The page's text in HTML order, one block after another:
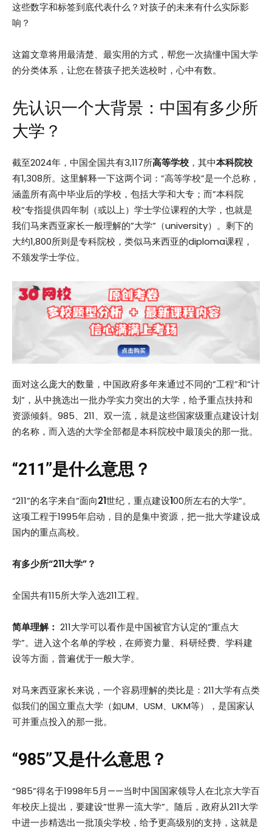
这些数字和标签到底代表什么？对孩子的未来有什么实际影
响？
这篇文章将用最清楚、最实用的方式，帮您一次搞懂中国大学
的分类体系，让您在替孩子把关选校时，心中有数。
先认识一个大背景：中国有多少所
大学？
截至2024年，中国全国共有3,117所高等学校 ，其中本科院校
有1,308所。这里解释一下这两个词：”高等学校”是一个总称，
涵盖所有高中毕业后的学校，包括大学和大专；而”本科院
校”专指提供四年制（或以上）学士学位课程的大学，也就是
我们马来西亚家长一般理解的”大学”（university）。剩下的
大约1,800所则是专科院校，类似马来西亚的diploma课程，
不颁发学士学位。
面对这么庞大的数量，中国政府多年来通过不同的”工程”和”计
划”，从中挑选出一批办学实力突出的大学，给予重点扶持和
资源倾斜。985、211、双一流，就是这些国家级重点建设计划
的名称，而入选的大学全部都是本科院校中最顶尖的那一批。
“211”是什么意思？
“211”的名字来自”面向21世纪，重点建设100所左右的大学”。
这项工程于1995年启动，目的是集中资源，把一批大学建设成
国内的重点高校。
有多少所“211大学”？
全国共有115所大学入选211工程。
简单理解： 211大学可以看作是中国被官方认定的”重点大
学”。进入这个名单的学校，在师资力量、科研经费、学科建
设等方面，普遍优于一般大学。
对马来西亚家长来说，一个容易理解的类比是：211大学有点类
似我们的国立重点大学（如UM、USM、UKM等），是国家认
可并重点投入的那一批。
“985”又是什么意思？
“985”得名于1998年5月——当时中国国家领导人在北京大学百
年校庆上提出，要建设”世界一流大学”。随后，政府从211大学
中进一步精选出一批顶尖学校，给予更高级别的支持，这就是